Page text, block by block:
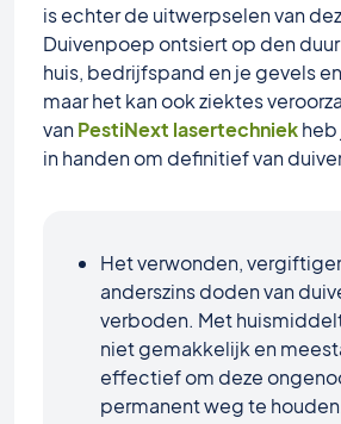
is echter de uitwerpselen van
Duivenpoep ontsiert op den
huis, bedrijfspand en je gevels
maar het kan ook ziektes
vanPestiNext lasertechniek
in handen om definitief van
Het verwonden,
anderszins doden van
verboden. Met
niet gemakkelijk en
effectief om deze
permanent weg te